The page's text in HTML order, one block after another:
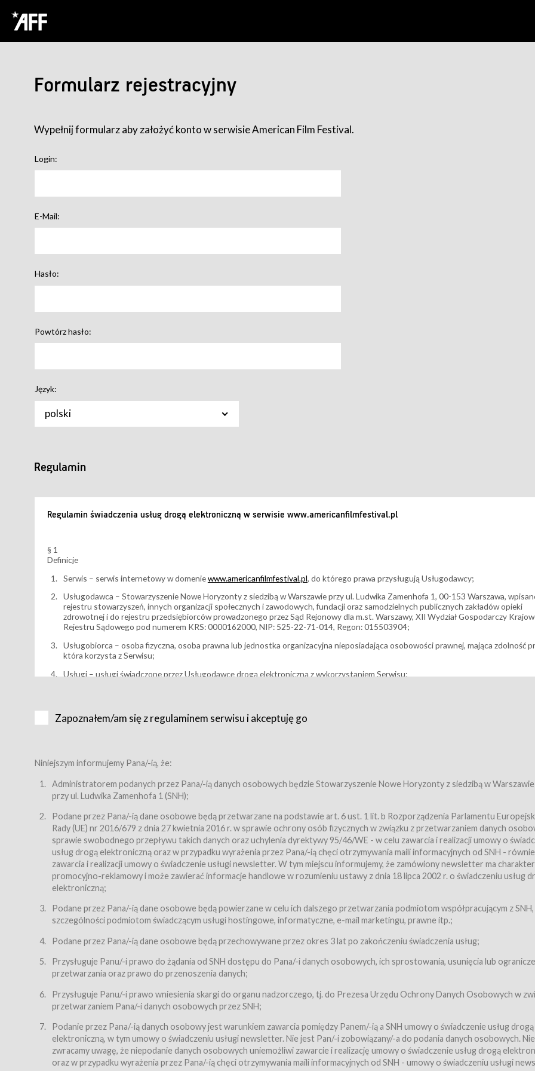
Formularz rejestracyjny
Wypełnij formularz aby założyć konto w serwisie American Film Festival.
Login:
E-Mail:
Hasło:
Powtórz hasło:
Język:
polski
Regulamin
Regulamin świadczenia usług drogą elektroniczną w serwisie www.americanfilmfestival.pl
§ 1
Definicje
Serwis – serwis internetowy w domeniewww.americanfilmfestival.pl, do którego prawa przysługują Usługodawcy;
Usługodawca – Stowarzyszenie Nowe Horyzonty z siedzibą w Warszawie przy ul. Ludwika Zamenhofa 1, 00-153 Warszawa,
rejestru stowarzyszeń, innych organizacji społecznych i zawodowych, fundacji oraz samodzielnych publicznych zakładów opieki
zdrowotnej i do rejestru przedsiębiorców prowadzonego przez Sąd Rejonowy dla m.st. Warszawy, XII Wydział Gospodarczy
Rejestru Sądowego pod numerem KRS: 0000162000, NIP: 525-22-71-014, Regon: 015503904;
Usługobiorca – osoba fizyczna, osoba prawna lub jednostka organizacyjna nieposiadająca osobowości prawnej, mająca zdolność
która korzysta z Serwisu;
Usługi – usługi świadczone przez Usługodawcę drogą elektroniczną z wykorzystaniem Serwisu;
Karnety – wybrane dokumenty potwierdzające zawarcie umowy z Usługodawcą i uprawniające do wzięcia udziału w Wydarzeniu,
Bilety – wybrane dokumenty potwierdzające zawarcie umowy z Usługodawcą i uprawniające do wzięcia udziału w Wydarzeniu,
przewidziane przez Usługodawcę dla danego Wydarzenia, tj. uprawniające do uczestnictwa w wielu albo w pojedynczych seansach
filmowych, wydarzeniach specjalnych i koncertach;
Sklep – sklep internetowy prowadzony przez Usługodawcę w Serwisie;
Regulamin – niniejszy regulamin.
§ 2
Postanowienia ogólne
Regulamin określa zasady:
świadczenia Usługobiorcom Usług przez Usługodawcę, z zastrzeżeniem usług, o których mowa w ust. 2 pkt. 4 i 5 poniżej,
zasady świadczenia precyzują odrębne regulaminy,
przetwarzania przez Usługodawcę danych osobowych Usługobiorców będących osobami fizycznymi.
Usługodawca świadczy w szczególności następujące Usługi:Usługodawca świadczy Usługi drogą elektroniczną w rozumieniu
dnia 18 lipca 2002 r. o świadczeniu usług drogą elektroniczną (Dz.U. z 2002 r., Nr 144, poz. 1204, z późń. zm.). Usługi świadczone są
nieodpłatnie.
usługę przeglądania i odczytywania przez Usługobiorców materiałów zamieszczanych w Serwisie,
usługę newsletter,
usługę zawierania na odległość umów nabycia Karnetów i Biletów,
usługę zawierania na odległość umów sprzedaży w Sklepie.
Usługodawca świadczy Usługi drogą elektroniczną w rozumieniu ustawy z dnia 18 lipca 2002 r. o świadczeniu usług drogą
(Dz.U. z 2002 r., Nr 144, poz. 1204, z późń. zm.). Usługi świadczone są nieodpłatnie.
Zapoznałem/am się z regulaminem serwisu i akceptuję go
Niniejszym informujemy Pana/-ią, że:
Administratorem podanych przez Pana/-ią danych osobowych będzie Stowarzyszenie Nowe Horyzonty z siedzibą w
przy ul. Ludwika Zamenhofa 1 (SNH);
Podane przez Pana/-ią dane osobowe będą przetwarzane na podstawie art. 6 ust. 1 lit. b Rozporządzenia Parlamentu
Rady (UE) nr 2016/679 z dnia 27 kwietnia 2016 r. w sprawie ochrony osób fizycznych w związku z przetwarzaniem danych
sprawie swobodnego przepływu takich danych oraz uchylenia dyrektywy 95/46/WE - w celu zawarcia i realizacji umowy o
usług drogą elektroniczną oraz w przypadku wyrażenia przez Pana/-ią chęci otrzymywania maili informacyjnych od SNH -
zawarcia i realizacji umowy o świadczenie usługi newsletter. W tym miejscu informujemy, że zamówiony newsletter ma charakter
promocyjno-reklamowy i może zawierać informacje handlowe w rozumieniu ustawy z dnia 18 lipca 2002 r. o świadczeniu usług
elektroniczną;
Podane przez Pana/-ią dane osobowe będą powierzane w celu ich dalszego przetwarzania podmiotom współpracującym z
szczególności podmiotom świadczącym usługi hostingowe, informatyczne, e-mail marketingu, prawne itp.;
Podane przez Pana/-ią dane osobowe będą przechowywane przez okres 3 lat po zakończeniu świadczenia usług;
Przysługuje Panu/-i prawo do żądania od SNH dostępu do Pana/-i danych osobowych, ich sprostowania, usunięcia lub
przetwarzania oraz prawo do przenoszenia danych;
Przysługuje Panu/-i prawo wniesienia skargi do organu nadzorczego, tj. do Prezesa Urzędu Ochrony Danych Osobowych w
przetwarzaniem Pana/-i danych osobowych przez SNH;
Podanie przez Pana/-ią danych osobowy jest warunkiem zawarcia pomiędzy Panem/-ią a SNH umowy o świadczenie usług drogą
elektroniczną, w tym umowy o świadczeniu usługi newsletter. Nie jest Pan/-i zobowiązany/-a do podania danych osobowych.
zwracamy uwagę, że niepodanie danych osobowych uniemożliwi zawarcie i realizację umowy o świadczenie usług drogą
oraz w przypadku wyrażenia przez Pana/-ią chęci otrzymywania maili informacyjnych od SNH - umowy o świadczeniu usługi